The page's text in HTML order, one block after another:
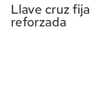
Llave cruz fija
reforzada